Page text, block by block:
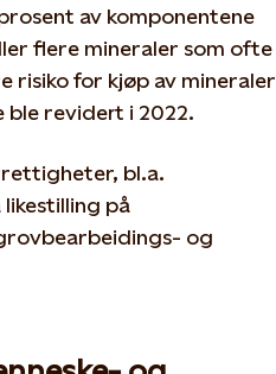
av komponentene
flere mineraler som ofte
risiko for kjøp av mineraler
revidert i 2022.
bl.a.
på
og